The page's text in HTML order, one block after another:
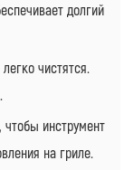
долгий
чистятся.
инструмент
на гриле.